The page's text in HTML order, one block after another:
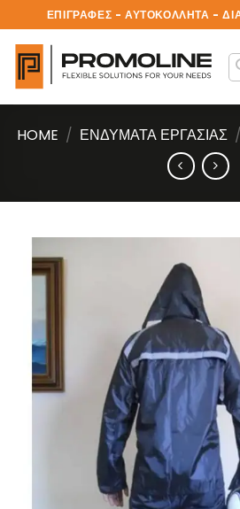
to
content
ΕΠΙΓΡΑΦΕΣ - ΑΥΤΟΚΟΛΛΗΤΑ -
HOME / ΕΝΔΥΜΑΤΑ ΕΡΓΑΣΙΑΣ /